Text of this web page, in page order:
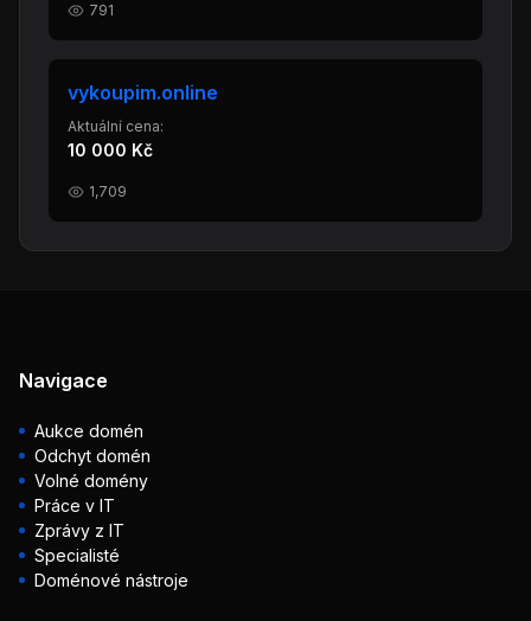
791
vykoupim.online
Aktuální cena:
10 000 Kč
1,709
Navigace
Aukce domén
Odchyt domén
Volné domény
Práce v IT
Zprávy z IT
Specialisté
Doménové nástroje